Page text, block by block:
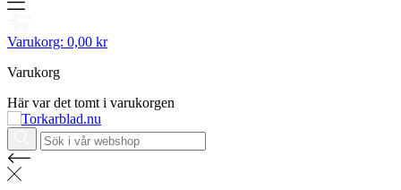
Varukorg: 0,00 kr
Varukorg
Här var det tomt i varukorgen